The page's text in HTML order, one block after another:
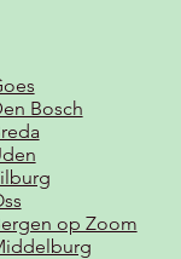
Bosch
op Zoom